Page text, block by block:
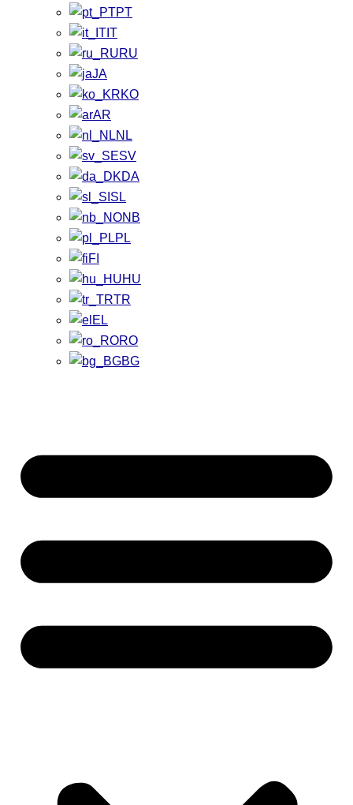
PT
IT
RU
JA
KO
AR
NL
SV
DA
SL
NB
PL
FI
HU
TR
EL
RO
BG